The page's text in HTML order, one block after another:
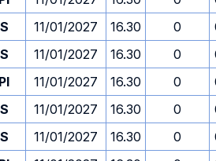
S 11/01/2027 16.30 0
S 11/01/2027 16.30 0
PI 11/01/2027 16.30 0
S 11/01/2027 16.30 0
S 11/01/2027 16.30 0